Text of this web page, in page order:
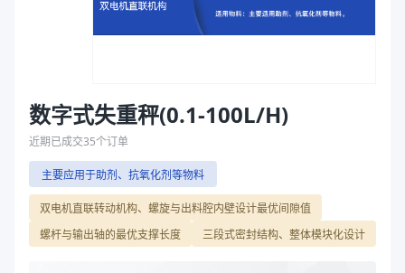
数字式失重秤(0.1-100L/H)
近期已成交35个订单
主要应用于助剂、抗氧化剂等物料
双电机直联转动机构、螺旋与出料腔内壁设计最优间隙值
螺杆与输出轴的最优支撑长度
三段式密封结构、整体模块化设计